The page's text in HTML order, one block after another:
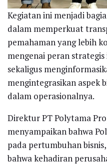
Kegiatan ini menjadi
dalam memperkuat
pemahaman yang lebih
mengenai peran
sekaligus
mengintegrasikan aspek
dalam operasionalnya.
Direktur PT Polytama
menyampaikan bahwa
pada pertumbuhan
bahwa kehadiran